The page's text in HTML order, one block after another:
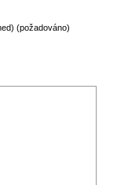
(požadováno)